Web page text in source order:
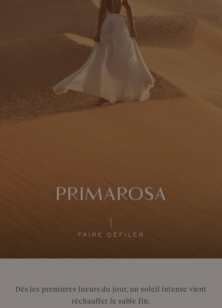
PRIMAROSA
FAIRE DÉFILER
Dès les premières lueurs du jour, un soleil intense vient
réchauffer le sable fin.